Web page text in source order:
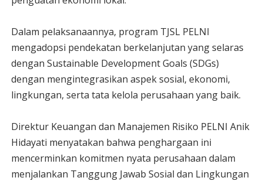
Dalam pelaksanaannya, program TJSL PELNI
mengadopsi pendekatan berkelanjutan yang selaras
dengan Sustainable Development Goals (SDGs)
dengan mengintegrasikan aspek sosial, ekonomi,
lingkungan, serta tata kelola perusahaan yang baik.
Direktur Keuangan dan Manajemen Risiko PELNI Anik
Hidayati menyatakan bahwa penghargaan ini
mencerminkan komitmen nyata perusahaan dalam
menjalankan Tanggung Jawab Sosial dan Lingkungan